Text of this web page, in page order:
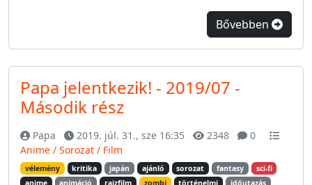
Bővebben
Papa jelentkezik! - 2019/07 -
Második rész
Papa 2019. júl. 31., sze 16:35 2348
0
Anime / Sorozat / Film
vélemény kritika japán ajánló sorozat fantasy
sci-fi
anime
animáció rajzfilm zombi történelmi
időutazás